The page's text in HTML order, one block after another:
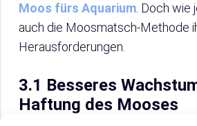
Moos fürs Aquarium . Doch
auch die Moosmatsch-Methode
Herausforderungen.
3.1 Besseres
Haftung des Mooses